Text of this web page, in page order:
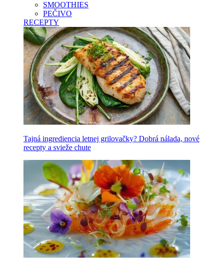
SMOOTHIES
PEČIVO
RECEPTY
Tajná ingrediencia letnej grilovačky? Dobrá nálada, nové
recepty a svieže chute